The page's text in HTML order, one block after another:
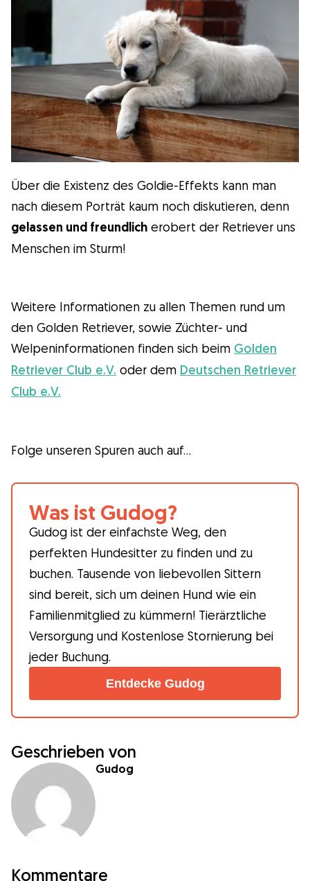
Über die Existenz des Goldie-Effekts kann man
nach diesem Porträt kaum noch diskutieren, denn
gelassen und freundlich erobert der Retriever uns
Menschen im Sturm!
Weitere Informationen zu allen Themen rund um
den Golden Retriever, sowie Züchter- und
Welpeninformationen finden sich beim Golden
Retriever Club e.V. oder dem Deutschen Retriever
Club e.V.
Folge unseren Spuren auch auf…
Was ist Gudog?
Gudog ist der einfachste Weg, den
perfekten Hundesitter zu finden und zu
buchen. Tausende von liebevollen Sittern
sind bereit, sich um deinen Hund wie ein
Familienmitglied zu kümmern! Tierärztliche
Versorgung und Kostenlose Stornierung bei
jeder Buchung.
Entdecke Gudog
Geschrieben von
Gudog
Kommentare